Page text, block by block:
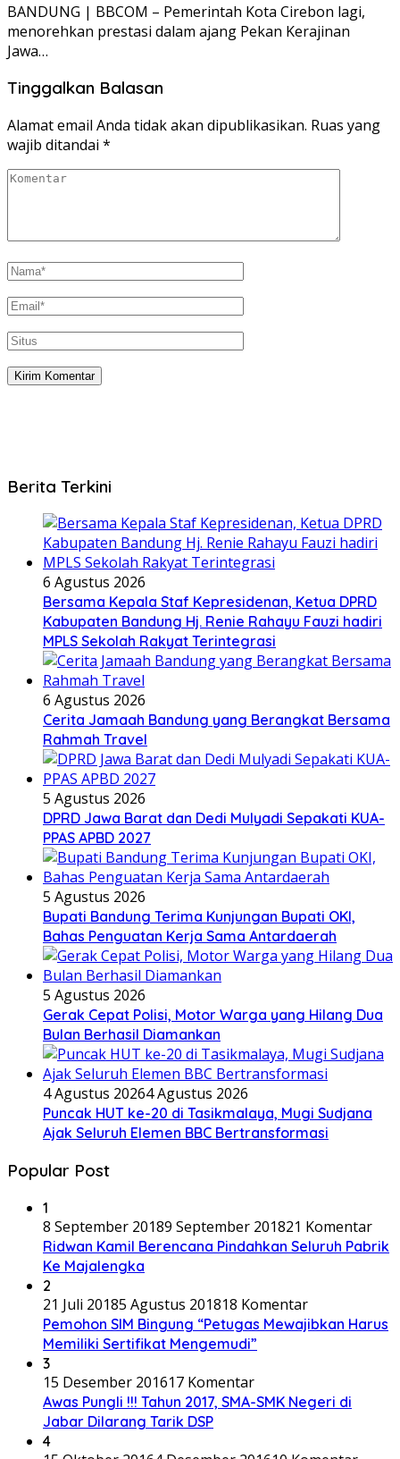
BANDUNG | BBCOM – Pemerintah Kota Cirebon lagi,
menorehkan prestasi dalam ajang Pekan Kerajinan
Jawa…
Tinggalkan Balasan
Alamat email Anda tidak akan dipublikasikan. Ruas yang
wajib ditandai *
Berita Terkini
6 Agustus 2026
Bersama Kepala Staf Kepresidenan, Ketua DPRD
Kabupaten Bandung Hj. Renie Rahayu Fauzi hadiri
MPLS Sekolah Rakyat Terintegrasi
6 Agustus 2026
Cerita Jamaah Bandung yang Berangkat Bersama
Rahmah Travel
5 Agustus 2026
DPRD Jawa Barat dan Dedi Mulyadi Sepakati KUA-
PPAS APBD 2027
5 Agustus 2026
Bupati Bandung Terima Kunjungan Bupati OKI,
Bahas Penguatan Kerja Sama Antardaerah
5 Agustus 2026
Gerak Cepat Polisi, Motor Warga yang Hilang Dua
Bulan Berhasil Diamankan
4 Agustus 20264 Agustus 2026
Puncak HUT ke-20 di Tasikmalaya, Mugi Sudjana
Ajak Seluruh Elemen BBC Bertransformasi
Popular Post
1
8 September 20189 September 201821 Komentar
Ridwan Kamil Berencana Pindahkan Seluruh Pabrik
Ke Majalengka
2
21 Juli 20185 Agustus 201818 Komentar
Pemohon SIM Bingung “Petugas Mewajibkan Harus
Memiliki Sertifikat Mengemudi”
3
15 Desember 201617 Komentar
Awas Pungli !!! Tahun 2017, SMA-SMK Negeri di
Jabar Dilarang Tarik DSP
4